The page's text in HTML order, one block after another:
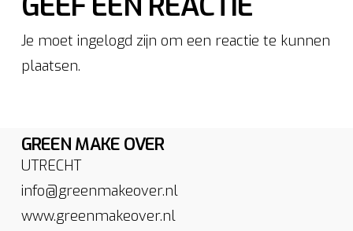
Je moet ingelogd zijn om een reactie te kunnen
plaatsen.
GREEN MAKE OVER
UTRECHT
info@greenmakeover.nl
www.greenmakeover.nl